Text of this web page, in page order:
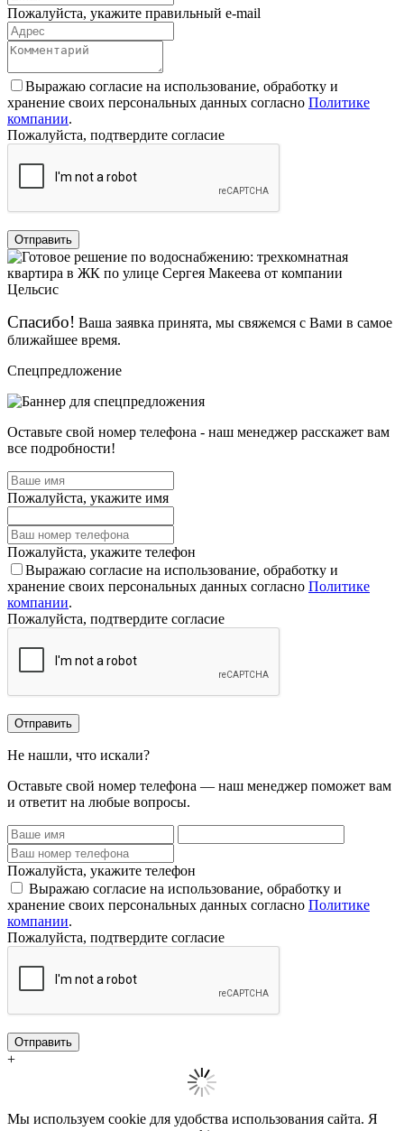
Пожалуйста, укажите правильный e-mail
Выражаю согласие на использование, обработку и
хранение своих персональных данных согласно Политике
компании.
Пожалуйста, подтвердите согласие
Отправить
Спасибо! Ваша заявка принята, мы свяжемся с Вами в самое
ближайшее время.
Спецпредложение
Оставьте свой номер телефона - наш менеджер расскажет вам
все подробности!
Пожалуйста, укажите имя
Пожалуйста, укажите телефон
Выражаю согласие на использование, обработку и
хранение своих персональных данных согласно Политике
компании.
Пожалуйста, подтвердите согласие
Отправить
Не нашли, что искали?
Оставьте свой номер телефона — наш менеджер поможет вам
и ответит на любые вопросы.
Пожалуйста, укажите телефон
Выражаю согласие на использование, обработку и
хранение своих персональных данных согласно Политике
компании.
Пожалуйста, подтвердите согласие
Отправить
+
Мы используем cookie для удобства использования сайта. Я